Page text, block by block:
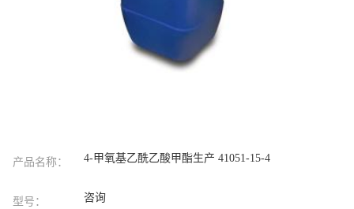
产品名称： 4-甲氧基乙酰乙酸甲酯生产 41051-15-4
型号： 咨询